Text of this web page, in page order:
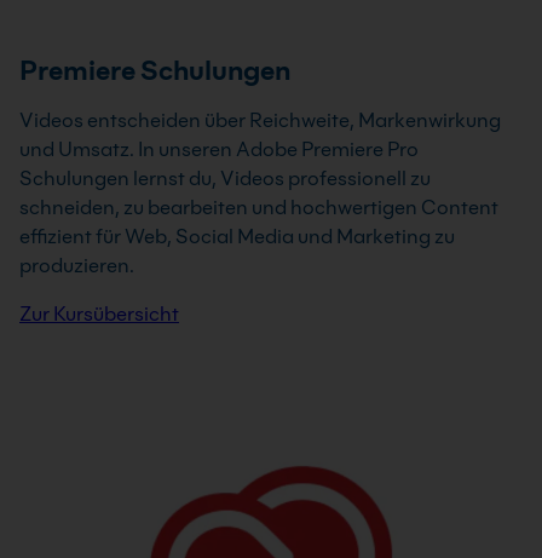
Premiere Schulungen
Videos entscheiden über Reichweite, Markenwirkung
und Umsatz. In unseren Adobe Premiere Pro
Schulungen lernst du, Videos professionell zu
schneiden, zu bearbeiten und hochwertigen Content
effizient für Web, Social Media und Marketing zu
produzieren.
Zur Kursübersicht